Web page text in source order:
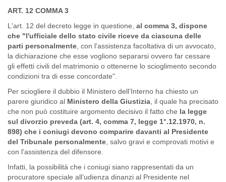
ART. 12 COMMA 3
L'art. 12 del decreto legge in questione, al comma 3, dispone
che "l'ufficiale dello stato civile riceve da ciascuna delle
parti personalmente , con l'assistenza facoltativa di un avvocato,
la dichiarazione che esse vogliono separarsi ovvero far cessare
gli effetti civili del matrimonio o ottenerne lo scioglimento secondo
condizioni tra di esse concordate".
Per sciogliere il dubbio il Ministero dell’Interno ha chiesto un
parere giuridico al Ministero della Giustizia , il quale ha precisato
che non può costituire argomento decisivo il fatto che la legge
sul divorzio preveda (art. 4, comma 7, legge 1°.12.1970, n.
898) che i coniugi devono comparire davanti al Presidente
del Tribunale personalmente , salvo gravi e comprovati motivi e
con l'assistenza del difensore.
Infatti, la possibilità che i coniugi siano rappresentati da un
procuratore speciale all’udienza dinanzi al Presidente nel